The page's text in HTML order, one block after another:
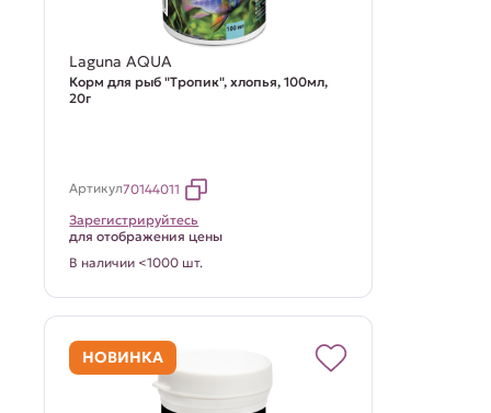
Laguna AQUA
Корм для рыб "Тропик", хлопья, 100мл,
20г
Артикул70144011
Зарегистрируйтесь
для отображения цены
В наличии <1000 шт.
НОВИНКА